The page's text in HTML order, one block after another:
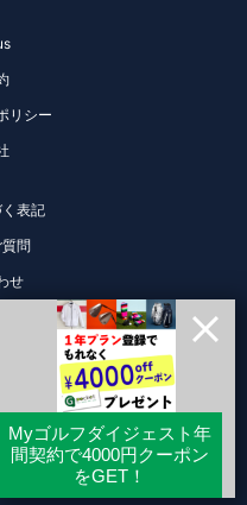
リシー
表記
問
せ
All Rights Reserved.